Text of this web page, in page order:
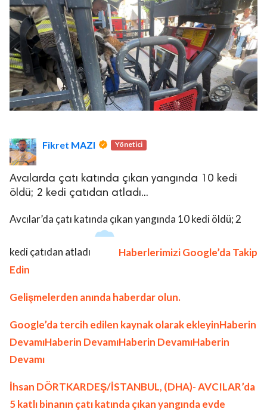
Fikret MAZI Yönetici
Avcılarda çatı katında çıkan yangında 10 kedi
öldü; 2 kedi çatıdan atladı...
Avcılar’da çatı katında çıkan yangında 10 kedi öldü; 2
kedi çatıdan atladı
Haberlerimizi Google’da Takip
Edin
Gelişmelerden anında haberdar olun.
Google’da tercih edilen kaynak olarak ekleyinHaberin
DevamıHaberin DevamıHaberin DevamıHaberin
Devamı
İhsan DÖRTKARDEŞ/İSTANBUL, (DHA)- AVCILAR’da
5 katlı binanın çatı katında çıkan yangında evde